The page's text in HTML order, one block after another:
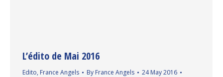
L’édito de Mai 2016
Edito, France Angels By France Angels
24 May 2016